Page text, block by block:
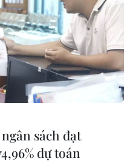
lãi suất cao khiến hoạt
kéo theo nguy cơ tăng
hạn.
sách đạt
dự toán